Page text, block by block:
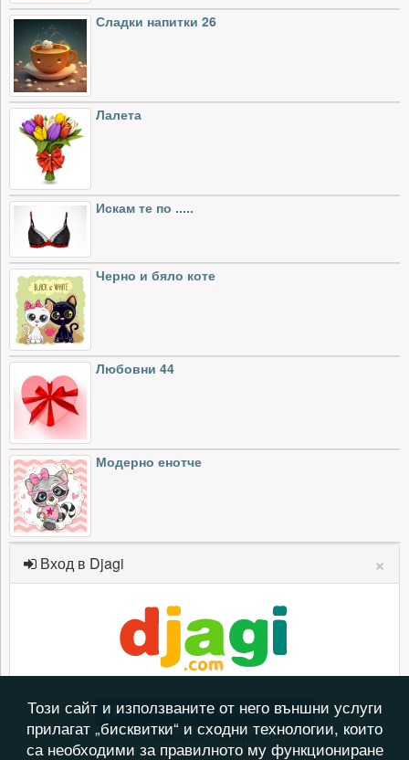
Сладки напитки 26
Лалета
Искам те по .....
Черно и бяло коте
Любовни 44
Модерно енотче
Вход в Djagi ×
Вход с Facebook
или влез с имейл
Този сайт и използваните от него външни услуги
прилагат „бисквитки“ и сходни технологии, които
са необходими за правилното му функциониране